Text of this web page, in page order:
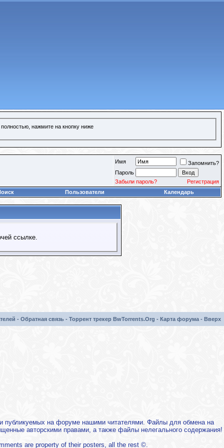
нажмите на кнопку ниже
Имя
Запомнить?
Пароль
Забыли пароль?
Регистрация
Пользователи Календарь
ссылке.
- Обратная связь - Торрент трекер BwTorrents.Org - Карта форума - Вверх
и публикуемых на форуме нашими читателями. Файлы для обмена на
авторскими правами, а также файлы нелегального содержания!
are property of their posters, all the rest ©.